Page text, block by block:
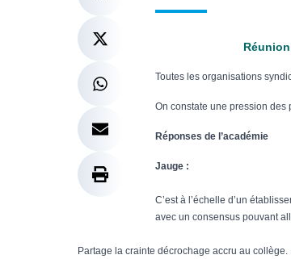
Toutes les organisations
On constate une pression des
Réponses de l’académie
Jauge :
C’est à l’échelle d’un
avec un consensus pouvant
Partage la crainte décrochage accru au